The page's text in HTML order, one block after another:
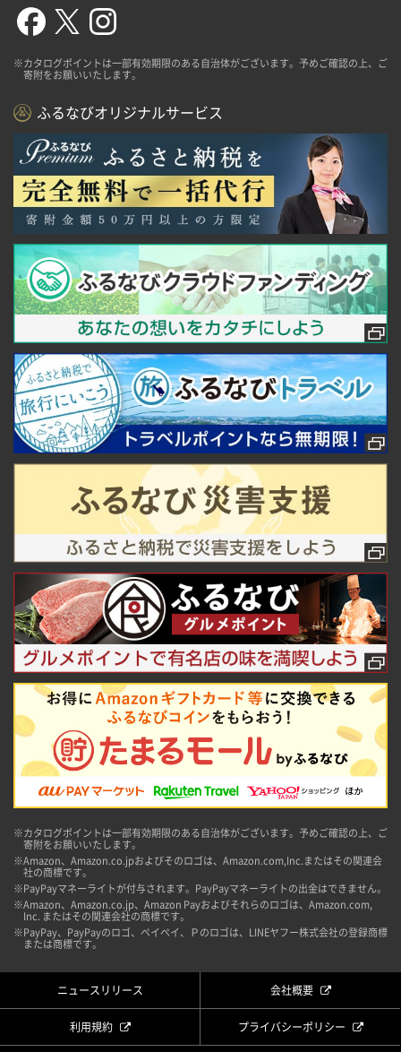
※カタログポイントは一部有効期限のある自治体がございます。予めご確認の上、ご
寄附をお願いいたします。
ふるなびオリジナルサービス
※カタログポイントは一部有効期限のある自治体がございます。予めご確認の上、ご
寄附をお願いいたします。
※Amazon、Amazon.co.jpおよびそのロゴは、Amazon.com,Inc.またはその関連会
社の商標です。
※PayPayマネーライトが付与されます。PayPayマネーライトの出金はできません。
※Amazon、Amazon.co.jp、Amazon Payおよびそれらのロゴは、Amazon.com,
Inc. またはその関連会社の商標です。
※PayPay、PayPayのロゴ、ペイペイ、Ｐのロゴは、LINEヤフー株式会社の登録商標
または商標です。
ニュースリリース 会社概要
利用規約 プライバシーポリシー